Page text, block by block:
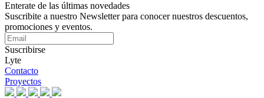
Enterate de las últimas novedades
Suscribite a nuestro Newsletter para conocer nuestros descuentos,
promociones y eventos.
Suscribirse
Lyte
Contacto
Proyectos